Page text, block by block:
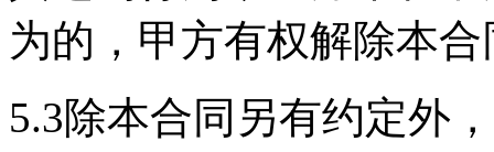
为的，甲方有权解除本合
5.3除本合同另有约定外